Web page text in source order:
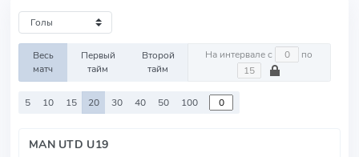
Весь
матч
Первый
тайм
Второй
тайм
На интервале с по
5 10 15 20 30 40 50 100
MAN UTD U19